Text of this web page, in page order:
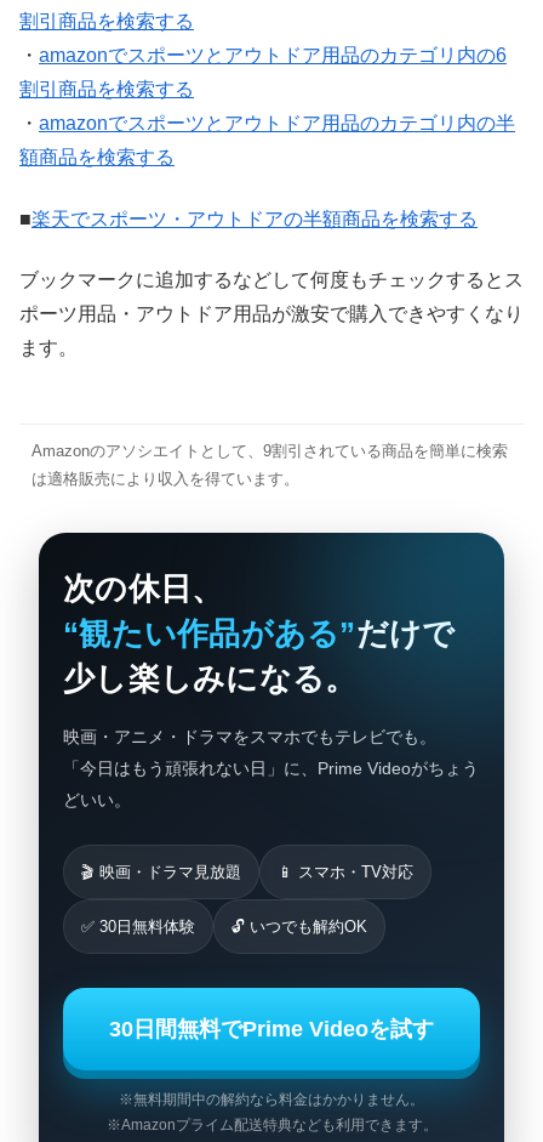
割引商品を検索する
・ amazonでスポーツとアウトドア用品のカテゴリ内の6
割引商品を検索する
・ amazonでスポーツとアウトドア用品のカテゴリ内の半
額商品を検索する
■楽天でスポーツ・アウトドアの半額商品を検索する
ブックマークに追加するなどして何度もチェックするとス
ポーツ用品・アウトドア用品が激安で購入できやすくなり
ます。
Amazonのアソシエイトとして、9割引されている商品を簡単に検索
は適格販売により収入を得ています。
次の休日、
“観たい作品がある”だけで
少し楽しみになる。
映画・アニメ・ドラマをスマホでもテレビでも。
「今日はもう頑張れない日」に、Prime Videoがちょう
どいい。
🎬 映画・ドラマ見放題 📱 スマホ・TV対応
✅ 30日無料体験 🔓 いつでも解約OK
30日間無料でPrime Videoを試す
※無料期間中の解約なら料金はかかりません。
※Amazonプライム配送特典なども利用できます。